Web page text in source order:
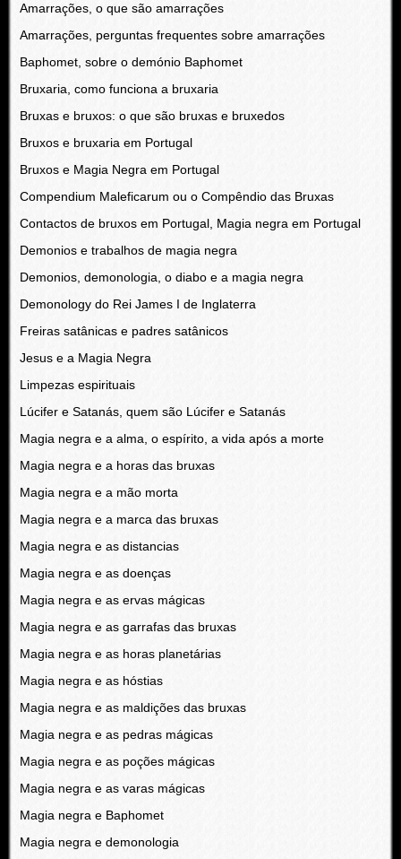
Amarrações, o que são amarrações
Amarrações, perguntas frequentes sobre amarrações
Baphomet, sobre o demónio Baphomet
Bruxaria, como funciona a bruxaria
Bruxas e bruxos: o que são bruxas e bruxedos
Bruxos e bruxaria em Portugal
Bruxos e Magia Negra em Portugal
Compendium Maleficarum ou o Compêndio das Bruxas
Contactos de bruxos em Portugal, Magia negra em Portugal
Demonios e trabalhos de magia negra
Demonios, demonologia, o diabo e a magia negra
Demonology do Rei James I de Inglaterra
Freiras satânicas e padres satânicos
Jesus e a Magia Negra
Limpezas espirituais
Lúcifer e Satanás, quem são Lúcifer e Satanás
Magia negra e a alma, o espírito, a vida após a morte
Magia negra e a horas das bruxas
Magia negra e a mão morta
Magia negra e a marca das bruxas
Magia negra e as distancias
Magia negra e as doenças
Magia negra e as ervas mágicas
Magia negra e as garrafas das bruxas
Magia negra e as horas planetárias
Magia negra e as hóstias
Magia negra e as maldições das bruxas
Magia negra e as pedras mágicas
Magia negra e as poções mágicas
Magia negra e as varas mágicas
Magia negra e Baphomet
Magia negra e demonologia